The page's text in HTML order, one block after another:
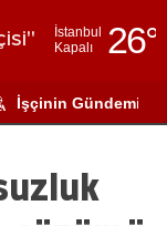
İstanbul
Kapalı
26°
Adıyaman
Ağrı
İşçinin Gündemi